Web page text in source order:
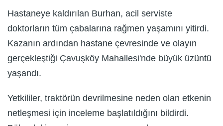
Hastaneye kaldırılan Burhan, acil serviste
doktorların tüm çabalarına rağmen yaşamını yitirdi.
Kazanın ardından hastane çevresinde ve olayın
gerçekleştiği Çavuşköy Mahallesi'nde büyük üzüntü
yaşandı.
Yetkililer, traktörün devrilmesine neden olan etkenin
netleşmesi için inceleme başlatıldığını bildirdi.